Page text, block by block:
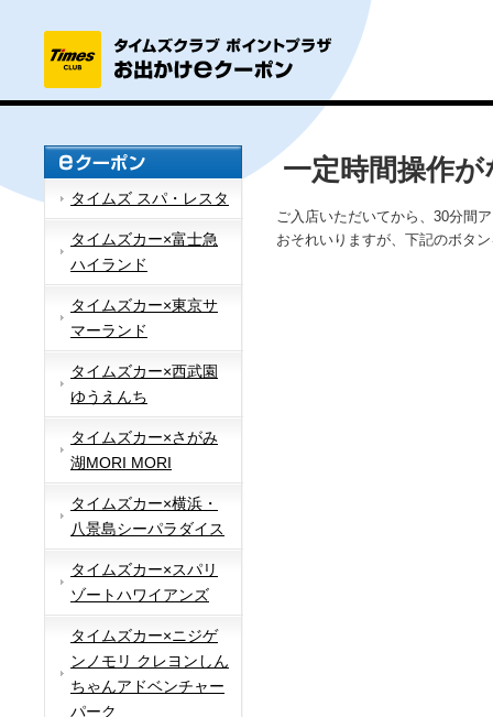
タイムズ スパ・レスタ
タイムズカー×富士急
ハイランド
タイムズカー×東京サ
マーランド
タイムズカー×西武園
ゆうえんち
タイムズカー×さがみ
湖MORI MORI
タイムズカー×横浜・
八景島シーパラダイス
タイムズカー×スパリ
ゾートハワイアンズ
タイムズカー×ニジゲ
ンノモリ クレヨンしん
ちゃんアドベンチャー
パーク
一定時間操作
ご入店いただいてから、30分間
おそれいりますが、下記のボタ